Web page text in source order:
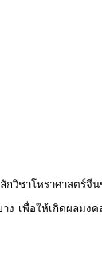
กวิชาโหราศาสตร์จี
เพื่อให้เกิดผลมงค